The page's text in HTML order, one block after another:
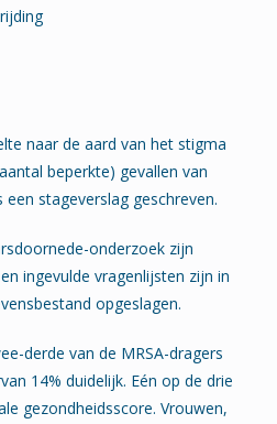
naar de aard van het stigma
beperkte) gevallen van
stageverslag geschreven.
onderzoek zijn
ingevulde vragenlijsten zijn in
opgeslagen.
derde van de MRSA-dragers
14% duidelijk. Eén op de drie
gezondheidsscore. Vrouwen,